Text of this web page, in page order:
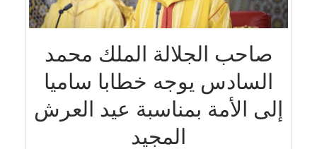
صاحب الجلالة الملك محمد
السادس يوجه خطابا ساميا
إلى الأمة بمناسبة عيد العرش
المجيد